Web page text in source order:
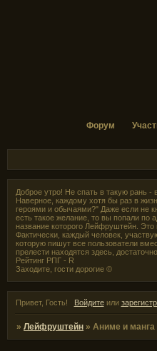
Форум
Доброе утро! Не спать в такую рань
Наверное, каждому хотя бы раз в
героями и обычаями?" Даже если не
есть такое желание, то вы попали по
название которого Лейфруштейн. Это
Фактически, каждый человек,
которую пишут все пользователи
прелести находятся здесь,
Рейтинг РПГ - R
Заходите, гости дорогие ©
Привет, Гость! Войдитеили
»Лейфруштейн »Аниме и манга